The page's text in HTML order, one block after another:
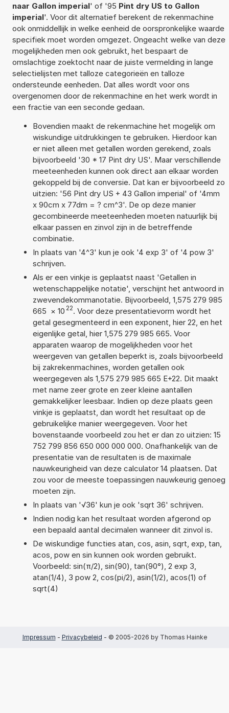
naar Gallon imperial' of '95 Pint dry US to Gallon
imperial'. Voor dit alternatief berekent de rekenmachine
ook onmiddellijk in welke eenheid de oorspronkelijke waarde
specifiek moet worden omgezet. Ongeacht welke van deze
mogelijkheden men ook gebruikt, het bespaart de
omslachtige zoektocht naar de juiste vermelding in lange
selectielijsten met talloze categorieën en talloze
ondersteunde eenheden. Dat alles wordt voor ons
overgenomen door de rekenmachine en het werk wordt in
een fractie van een seconde gedaan.
Bovendien maakt de rekenmachine het mogelijk om
wiskundige uitdrukkingen te gebruiken. Hierdoor kan
er niet alleen met getallen worden gerekend, zoals
bijvoorbeeld '30 * 17 Pint dry US'. Maar verschillende
meeteenheden kunnen ook direct aan elkaar worden
gekoppeld bij de conversie. Dat kan er bijvoorbeeld zo
uitzien: '56 Pint dry US + 43 Gallon imperial' of '4mm
x 90cm x 77dm = ? cm^3'. De op deze manier
gecombineerde meeteenheden moeten natuurlijk bij
elkaar passen en zinvol zijn in de betreffende
combinatie.
In plaats van '4^3' kun je ook '4 exp 3' of '4 pow 3'
schrijven.
Als er een vinkje is geplaatst naast 'Getallen in
wetenschappelijke notatie', verschijnt het antwoord in
zwevendekommanotatie. Bijvoorbeeld, 1,575 279 985
665 × 10 22. Voor deze presentatievorm wordt het
getal gesegmenteerd in een exponent, hier 22, en het
eigenlijke getal, hier 1,575 279 985 665. Voor
apparaten waarop de mogelijkheden voor het
weergeven van getallen beperkt is, zoals bijvoorbeeld
bij zakrekenmachines, worden getallen ook
weergegeven als 1,575 279 985 665 E+22. Dit maakt
met name zeer grote en zeer kleine aantallen
gemakkelijker leesbaar. Indien op deze plaats geen
vinkje is geplaatst, dan wordt het resultaat op de
gebruikelijke manier weergegeven. Voor het
bovenstaande voorbeeld zou het er dan zo uitzien: 15
752 799 856 650 000 000 000. Onafhankelijk van de
presentatie van de resultaten is de maximale
nauwkeurigheid van deze calculator 14 plaatsen. Dat
zou voor de meeste toepassingen nauwkeurig genoeg
moeten zijn.
In plaats van '√36' kun je ook 'sqrt 36' schrijven.
Indien nodig kan het resultaat worden afgerond op
een bepaald aantal decimalen wanneer dit zinvol is.
De wiskundige functies atan, cos, asin, sqrt, exp, tan,
acos, pow en sin kunnen ook worden gebruikt.
Voorbeeld: sin(π/2), sin(90), tan(90°), 2 exp 3,
atan(1/4), 3 pow 2, cos(pi/2), asin(1/2), acos(1) of
sqrt(4)
Impressum - Privacybeleid - © 2005-2026 by Thomas Hainke